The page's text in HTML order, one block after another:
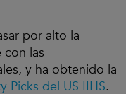
por alto la
con las
y ha obtenido la
Picks del US IIHS.